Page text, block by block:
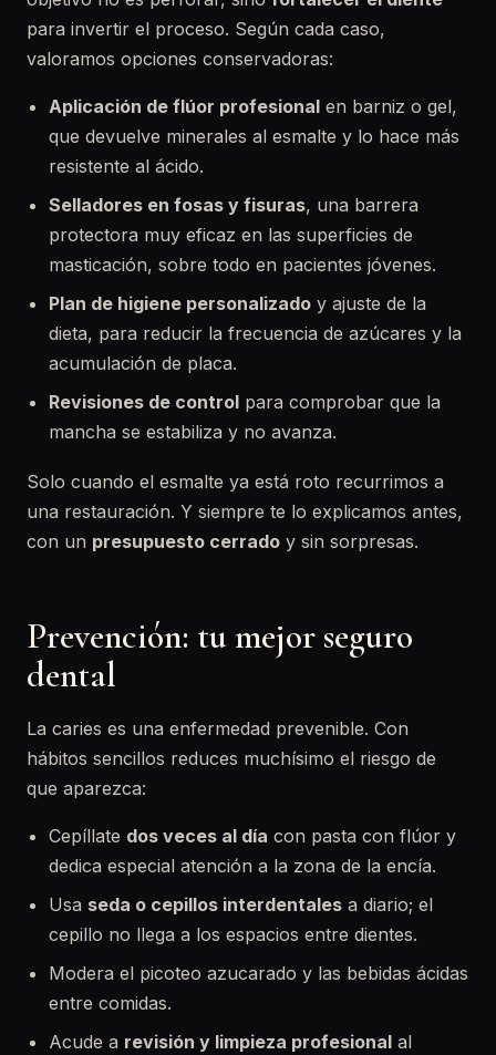
para invertir el proceso. Según cada caso,
valoramos opciones conservadoras:
Aplicación de flúor profesional en barniz o gel,
que devuelve minerales al esmalte y lo hace más
resistente al ácido.
Selladores en fosas y fisuras, una barrera
protectora muy eficaz en las superficies de
masticación, sobre todo en pacientes jóvenes.
Plan de higiene personalizado y ajuste de la
dieta, para reducir la frecuencia de azúcares y la
acumulación de placa.
Revisiones de control para comprobar que la
mancha se estabiliza y no avanza.
Solo cuando el esmalte ya está roto recurrimos a
una restauración. Y siempre te lo explicamos antes,
con un presupuesto cerrado y sin sorpresas.
Prevención: tu mejor seguro
dental
La caries es una enfermedad prevenible. Con
hábitos sencillos reduces muchísimo el riesgo de
que aparezca:
Cepíllate dos veces al día con pasta con flúor y
dedica especial atención a la zona de la encía.
Usa seda o cepillos interdentales a diario; el
cepillo no llega a los espacios entre dientes.
Modera el picoteo azucarado y las bebidas ácidas
entre comidas.
Acude a revisión y limpieza profesional al